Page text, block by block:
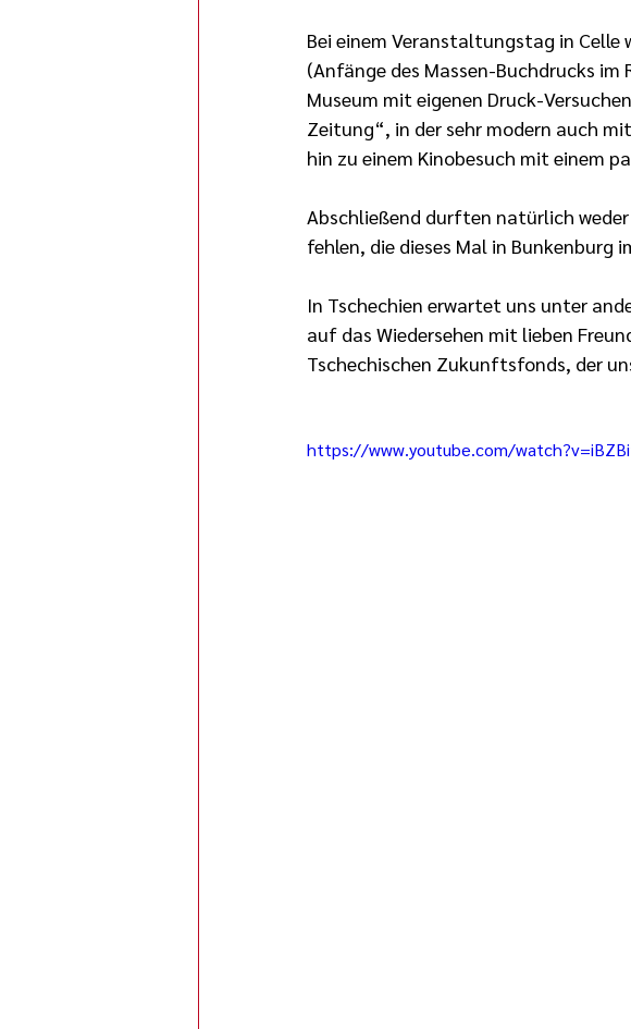
Bei einem Veranstaltungstag in Celle
(Anfänge des Massen-Buchdrucks
Museum mit eigenen Druck-
Zeitung“, in der sehr modern auch
hin zu einem Kinobesuch mit einem
Abschließend durften natürlich
fehlen, die dieses Mal in
In Tschechien erwartet uns unter
auf das Wiedersehen mit lieben
Tschechischen Zukunftsfonds, der
https://www.youtube.com/